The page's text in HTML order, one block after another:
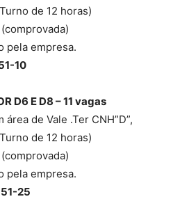
de 12 horas)
pela empresa.
10
D6 E D8 – 11 vagas
de Vale .Ter CNH”D”,
de 12 horas)
pela empresa.
25